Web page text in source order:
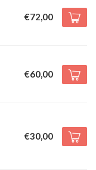
€72,00
€60,00
€30,00